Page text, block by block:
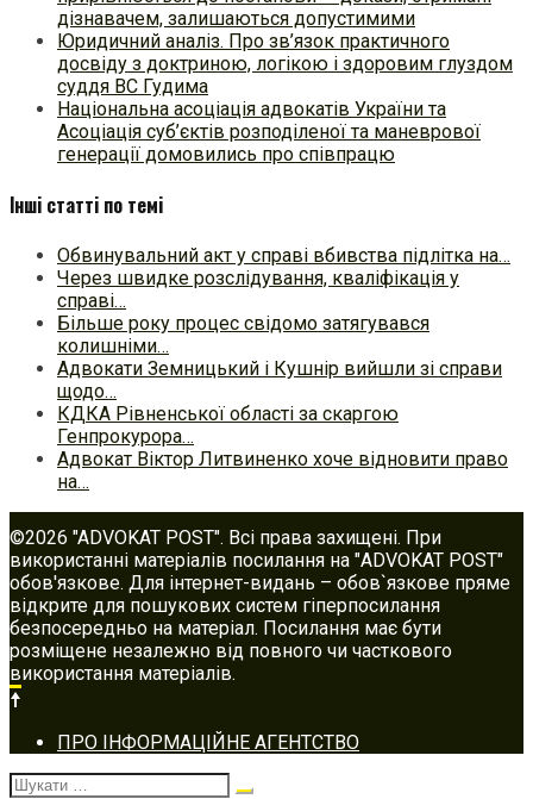
дізнавачем, залишаються допустимими
Юридичний аналіз. Про зв’язок практичного
досвіду з доктриною, логікою і здоровим глуздом
суддя ВС Гудима
Національна асоціація адвокатів України та
Асоціація суб’єктів розподіленої та маневрової
генерації домовились про співпрацю
Інші статті по темі
Обвинувальний акт у справі вбивства підлітка на…
Через швидке розслідування, кваліфікація у
справі…
Більше року процес свідомо затягувався
колишніми…
Адвокати Земницький і Кушнір вийшли зі справи
щодо…
КДКА Рівненської області за скаргою
Генпрокурора…
Адвокат Віктор Литвиненко хоче відновити право
на…
©2026 "ADVOKAT POST". Всі права захищені. При
використанні матеріалів посилання на "ADVOKAT POST"
обов'язкове. Для інтернет-видань – обов`язкове пряме
відкрите для пошукових систем гіперпосилання
безпосередньо на матеріал. Посилання має бути
розміщене незалежно від повного чи часткового
використання матеріалів.
Footer
navigation
ПРО ІНФОРМАЦІЙНЕ АГЕНТСТВО
Шукати: